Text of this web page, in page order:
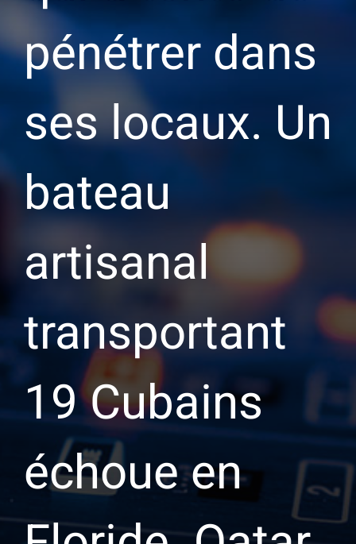
pénétrer dans
ses locaux. Un
bateau
artisanal
transportant
19 Cubains
échoue en